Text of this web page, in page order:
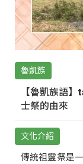
魯凱族
【魯凱族語
士祭的由來
文化介紹
傳統祖靈祭是